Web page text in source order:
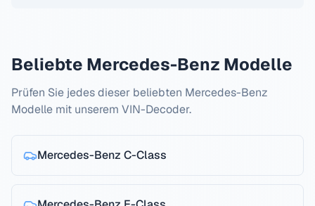
Beliebte Mercedes-Benz Modelle
Prüfen Sie jedes dieser beliebten Mercedes-Benz
Modelle mit unserem VIN-Decoder.
Mercedes-Benz C-Class